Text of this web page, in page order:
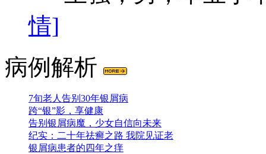
情]
病例解析
7旬老人告别30年银屑病
跨“银”影，享健康
告别银屑病魔，少女自信向未来
纪实：二十年祛癣之路 我院见证老
银屑病患者的四年之痒